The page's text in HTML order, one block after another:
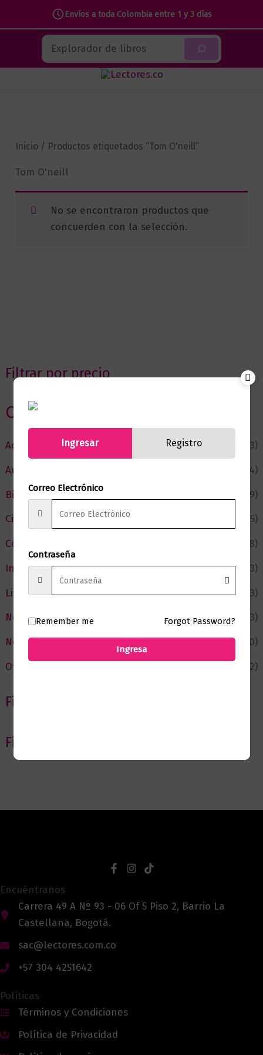
Envíos a toda Colombia entre 1 y 3 días
contenido
Buscar
Filtrar por precio
Categorias
Actualidad
(53)
Autor del Mes
(4)
Bienestar
(229)
Ciencia y Conocimiento
(75)
Cómic y Fantasía
(88)
Infantil y Juvenil
(213)
Literatura
(373)
Negocios
(43)
Novedades
(110)
Ofertas
(12)
Filtrar por Autor
Filtrar por editorial
Inicio / Productos etiquetados “Tom O'neill”
Tom O'neill
No se encontraron productos que
concuerden con la selección.
Encuéntranos
Carrera 49 A Nº 93 - 06 Of 5 Piso 2, Barrio La
Castellana, Bogotá.
sac@lectores.com.co
+57 304 4251642
Políticas
Términos y Condiciones
Política de Privacidad
Ingresar Registro
Correo Electrónico
Contraseña
Remember me Forgot Password?
Ingresa